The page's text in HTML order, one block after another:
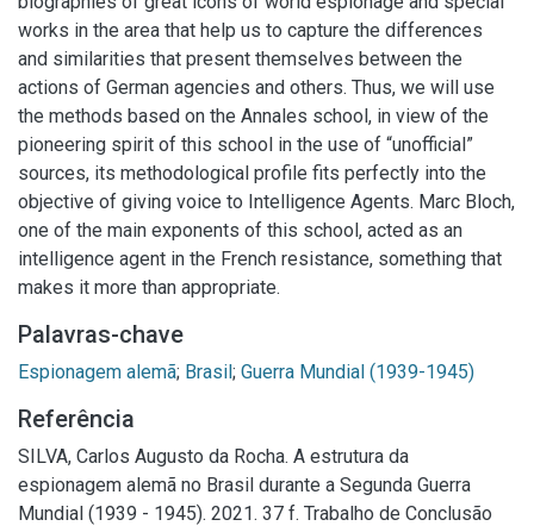
works in the area that help us to capture the differences
and similarities that present themselves between the
actions of German agencies and others. Thus, we will use
the methods based on the Annales school, in view of the
pioneering spirit of this school in the use of “unofficial”
sources, its methodological profile fits perfectly into the
objective of giving voice to Intelligence Agents. Marc Bloch,
one of the main exponents of this school, acted as an
intelligence agent in the French resistance, something that
makes it more than appropriate.
Palavras-chave
Espionagem alemã; Brasil; Guerra Mundial (1939-1945)
Referência
SILVA, Carlos Augusto da Rocha. A estrutura da
espionagem alemã no Brasil durante a Segunda Guerra
Mundial (1939 - 1945). 2021. 37 f. Trabalho de Conclusão